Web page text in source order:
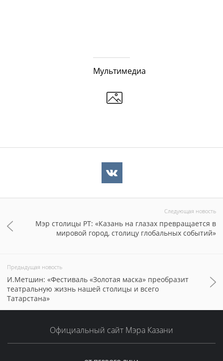
Мультимедиа
Следующая новость
Мэр столицы РТ: «Казань на глазах превращается в
мировой город, столицу глобальных событий»
Предыдущая новость
И.Метшин: «Фестиваль «Золотая маска» преобразит
театральную жизнь нашей столицы и всего
Татарстана»
Официальный сайт Мэра Казани